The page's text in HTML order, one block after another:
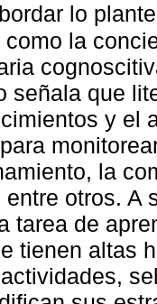
lo
la
señala que
y el
la
otros. A
tarea de
tienen altas